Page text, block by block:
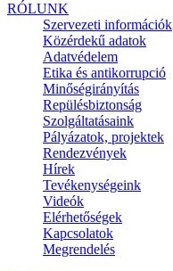
RÓLUNK
Szervezeti információk
Közérdekű adatok
Adatvédelem
Etika és antikorrupció
Minőségirányítás
Repülésbiztonság
Szolgáltatásaink
Pályázatok, projektek
Rendezvények
Hírek
Tevékenységeink
Videók
Elérhetőségek
Kapcsolatok
Megrendelés